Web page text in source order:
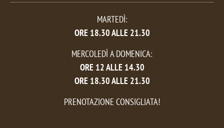
MARTEDÌ:
ORE 18.30 ALLE 21.30
MERCOLEDÌA DOMENICA:
ORE 12 ALLE 14.30
ORE 18.30 ALLE 21.30
PRENOTAZIONE CONSIGLIATA!